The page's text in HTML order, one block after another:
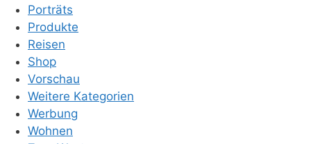
Porträts
Produkte
Reisen
Shop
Vorschau
Weitere Kategorien
Werbung
Wohnen